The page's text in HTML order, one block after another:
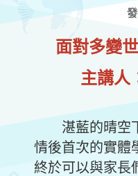
面對多變
主講
湛藍的晴空下
情後首次的實體
終於可以與家長